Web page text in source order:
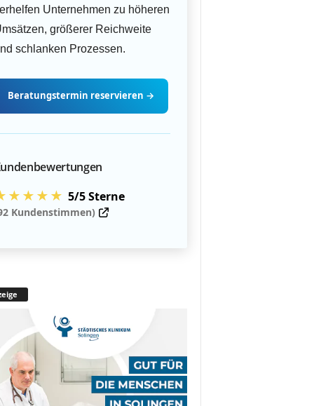
Unternehmen zu höheren
größerer Reichweite
schlanken Prozessen.
Beratungstermin reservieren →
5/5 Sterne
Kundenstimmen)